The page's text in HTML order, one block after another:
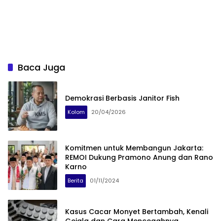
Baca Juga
Demokrasi Berbasis Janitor Fish
Kolom 20/04/2026
Komitmen untuk Membangun Jakarta:
REMOI Dukung Pramono Anung dan Rano
Karno
Berita 01/11/2024
Kasus Cacar Monyet Bertambah, Kenali